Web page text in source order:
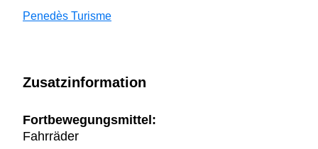
Penedès Turisme
Zusatzinformation
Fortbewegungsmittel:
Fahrräder